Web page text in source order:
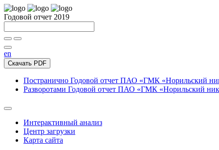
Годовой отчет 2019
en
Скачать PDF
Постранично Годовой отчет ПАО «ГМК «Норильский
Разворотами Годовой отчет ПАО «ГМК «Норильский
Интерактивный анализ
Центр загрузки
Карта сайта